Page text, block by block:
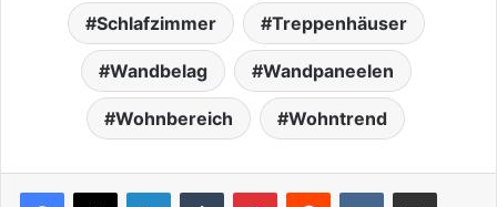
Schlafzimmer Treppenhäuser
Wandbelag Wandpaneelen
Wohnbereich Wohntrend